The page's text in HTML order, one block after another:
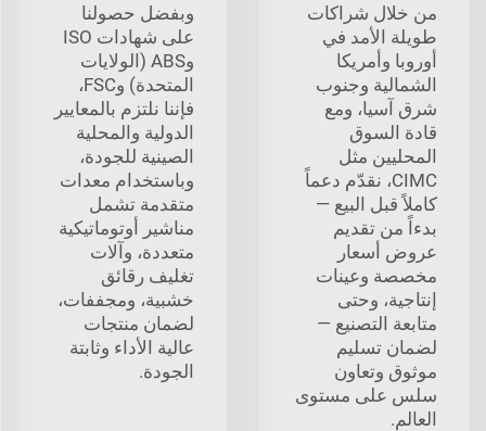
من خلال شراكات
طويلة الأمد في
أوروبا وأمريكا
الشمالية وجنوب
شرق آسيا، ومع
قادة السوق
المحليين مثل
CIMC، نقدّم دعماً
كاملاً قبل البيع —
بدءاً من تقديم
عروض أسعار
مخصصة وعينات
إنتاجية، وحتى
متابعة التصنيع —
لضمان تسليم
موثوق وتعاون
سلس على مستوى
العالم.
وبفضل حصولنا
على شهادات ISO
وABS (الولايات
المتحدة) وFSC،
فإننا نلتزم بالمعايير
الدولية والمحلية
الصينية للجودة،
وباستخدام معدات
متقدمة تشمل
مناشير أوتوماتيكية
متعددة، وآلات
تغليف رقائق
خشبية، ومجففات،
لضمان منتجات
عالية الأداء وثابتة
الجودة.